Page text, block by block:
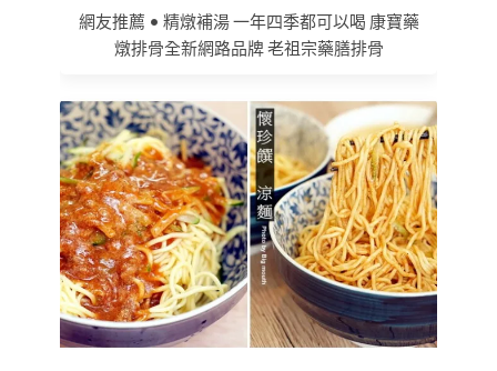
網友推薦 • 精燉補湯 一年四季都可以喝 康寶藥
燉排骨全新網路品牌 老祖宗藥膳排骨